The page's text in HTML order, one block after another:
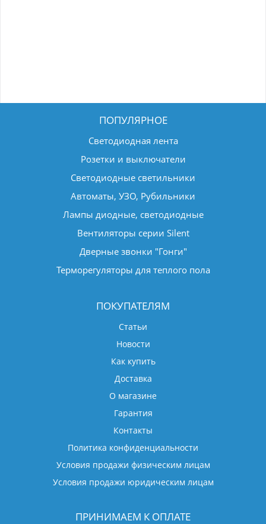
ПОПУЛЯРНОЕ
Светодиодная лента
Розетки и выключатели
Светодиодные светильники
Автоматы, УЗО, Рубильники
Лампы диодные, светодиодные
Вентиляторы серии Silent
Дверные звонки "Гонги"
Терморегуляторы для теплого пола
ПОКУПАТЕЛЯМ
Статьи
Новости
Как купить
Доставка
О магазине
Гарантия
Контакты
Политика конфиденциальности
Условия продажи физическим лицам
Условия продажи юридическим лицам
ПРИНИМАЕМ К ОПЛАТЕ